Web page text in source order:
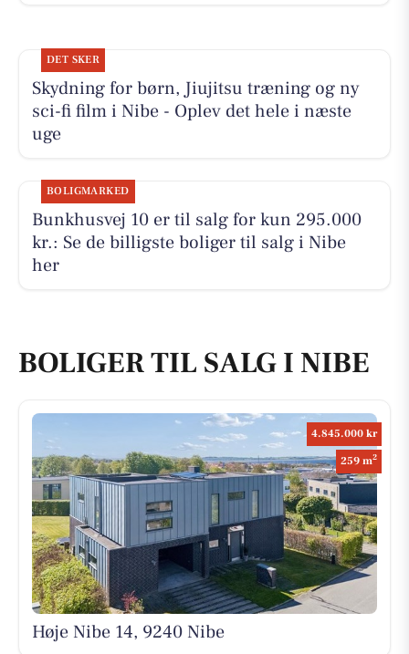
DET SKER
Skydning for børn, Jiujitsu træning og ny
sci-fi film i Nibe - Oplev det hele i næste
uge
BOLIGMARKED
Bunkhusvej 10 er til salg for kun 295.000
kr.: Se de billigste boliger til salg i Nibe
her
BOLIGER TIL SALG I NIBE
4.845.000 kr
259 m2
Høje Nibe 14, 9240 Nibe